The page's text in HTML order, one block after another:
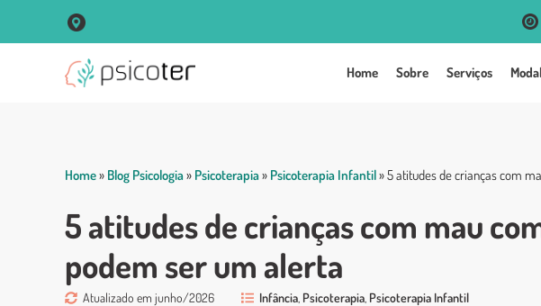
R. Vigário José Inácio, 250 Sala 102 Centro - Porto Alegre R.
Home Sobre Serviços
Home» Blog Psicologia» Psicoterapia» Psicoterapia Infantil»5 atitudes de crianças com
5 atitudes de crianças com mau
podem ser um alerta
Atualizado em junho/2026 Infância Psicoterapia Psicoterapia Infantil